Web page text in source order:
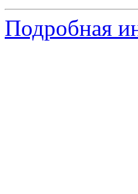
Подробная